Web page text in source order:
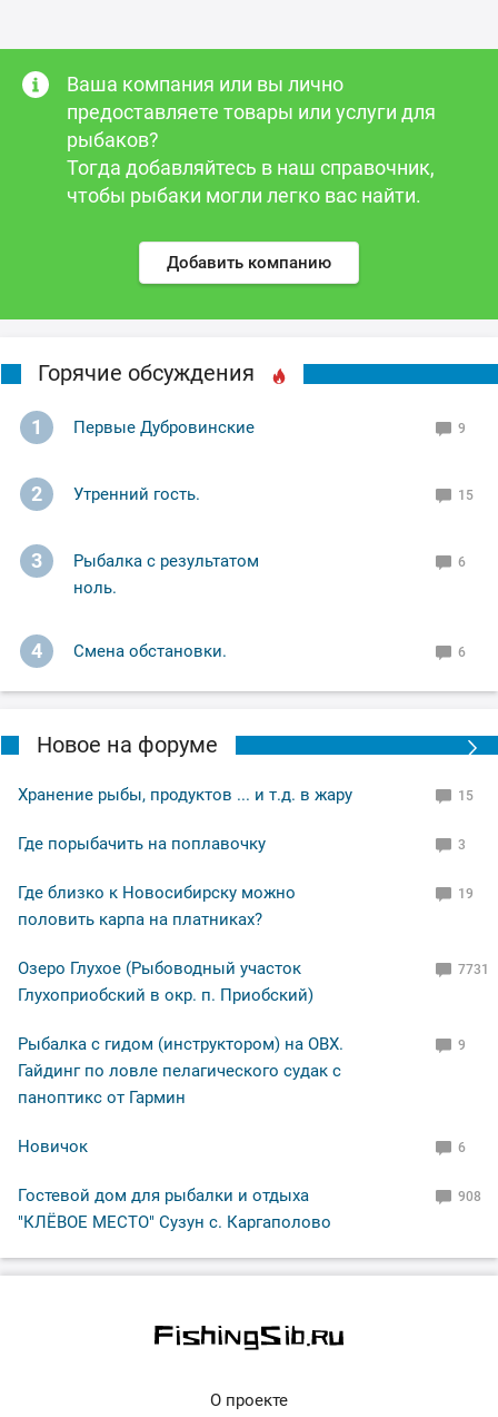
Ваша компания или вы лично
предоставляете товары или услуги для
рыбаков?
Тогда добавляйтесь в наш справочник,
чтобы рыбаки могли легко вас найти.
Добавить компанию
Горячие обсуждения
1 Первые Дубровинские 9
2 Утренний гость. 15
3
Рыбалка с результатом
ноль.
6
4 Смена обстановки. 6
Новое на форуме
Хранение рыбы, продуктов ... и т.д. в жару 15
Где порыбачить на поплавочку 3
Где близко к Новосибирску можно
половить карпа на платниках?
19
Озеро Глухое (Рыбоводный участок
Глухоприобский в окр. п. Приобский)
7731
Рыбалка с гидом (инструктором) на ОВХ.
Гайдинг по ловле пелагического судак с
паноптикс от Гармин
9
Новичок 6
Гостевой дом для рыбалки и отдыха
"КЛЁВОЕ МЕСТО" Сузун с. Каргаполово
908
О проекте